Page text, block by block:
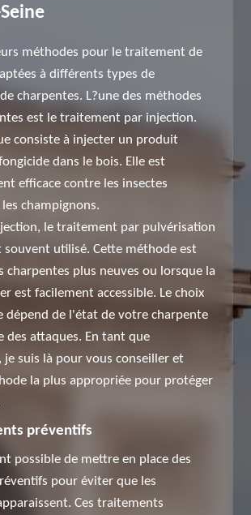
méthodes pour le traitement de
à différents types de
charpentes. L?une des méthodes
est le traitement par injection.
consiste à injecter un produit
dans le bois. Elle est
efficace contre les insectes
champignons.
le traitement par pulvérisation
souvent utilisé. Cette méthode est
charpentes plus neuves ou lorsque la
est facilement accessible. Le choix
dépend de l'état de votre charpente
des attaques. En tant que
je suis là pour vous conseiller et
la plus appropriée pour protéger
préventifs
possible de mettre en place des
pour éviter que les
Ces traitements